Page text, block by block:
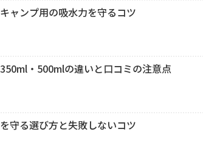
ャンプ用の吸水力を守るコツ
・500mlの違いと口コミの注意点
守る選び方と失敗しないコツ